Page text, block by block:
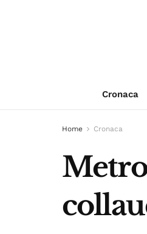
Cronaca
Home Cronaca